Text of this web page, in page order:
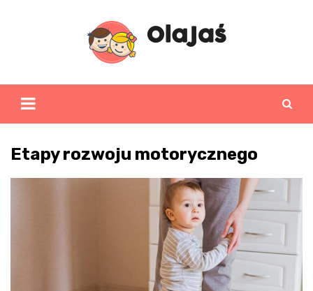
Etapy rozwoju motorycznego